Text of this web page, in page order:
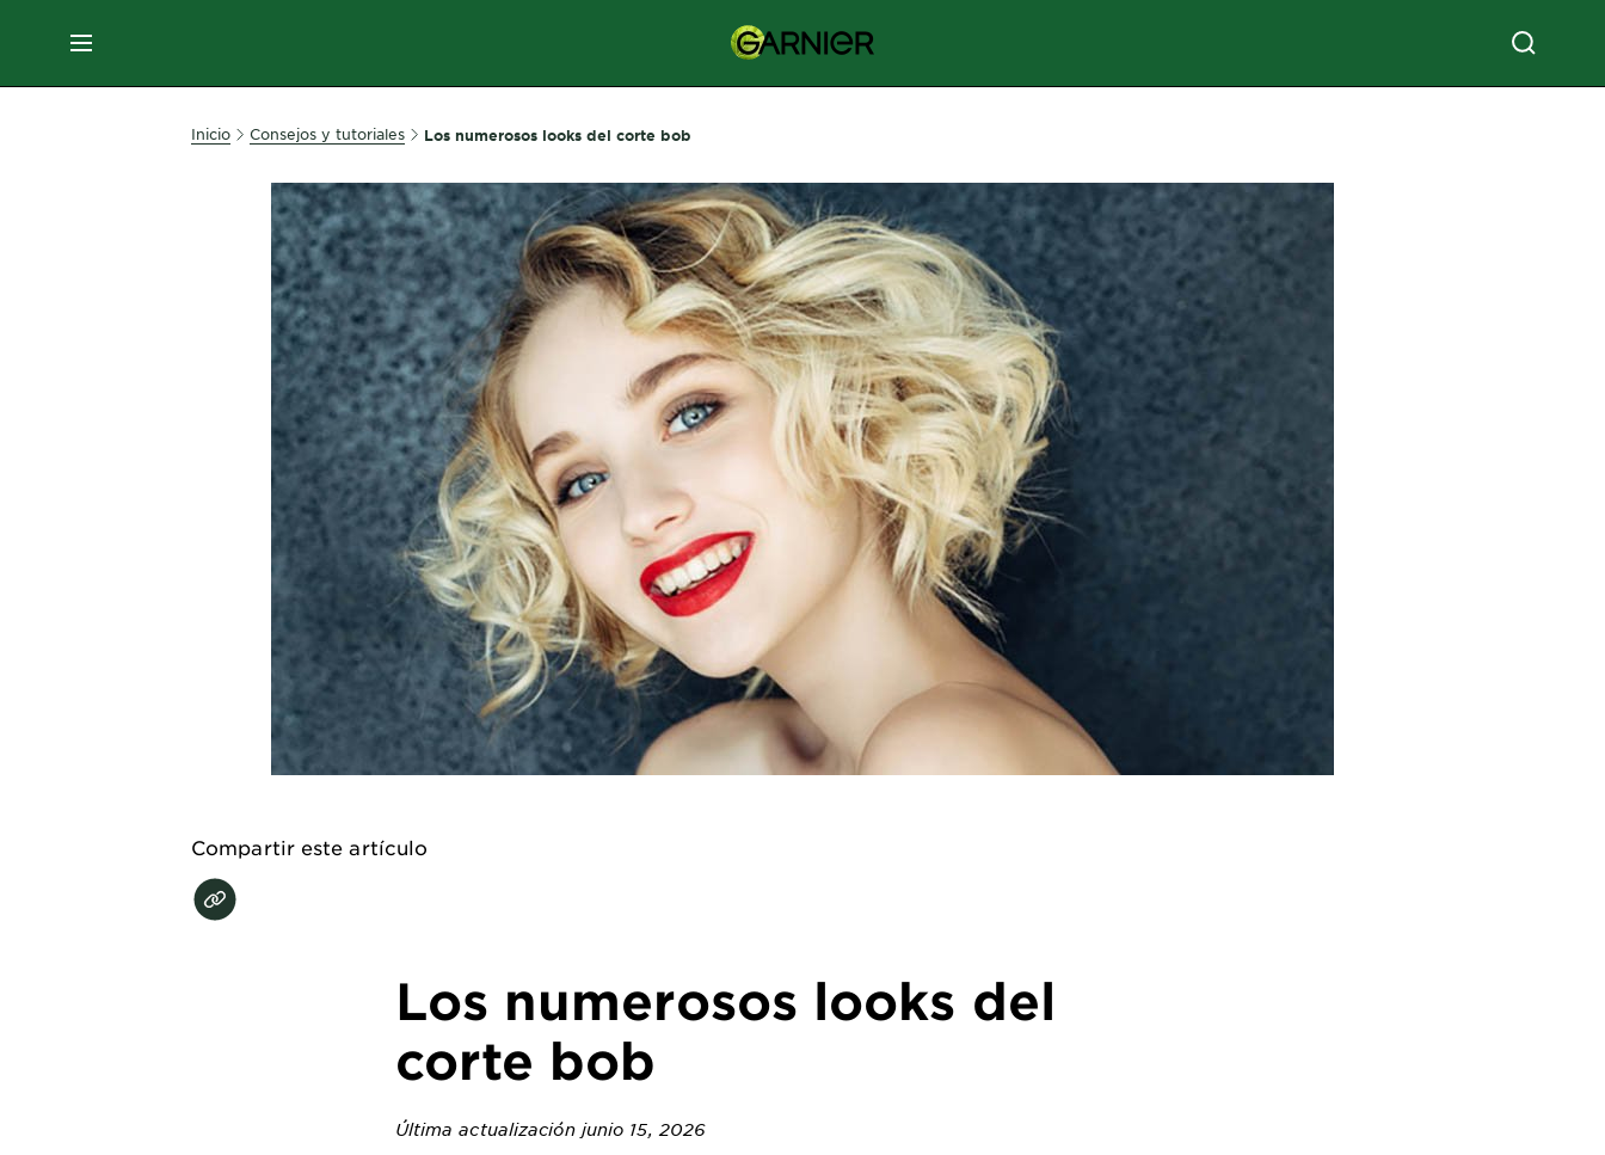
MENÚ
Inicio Consejos y tutoriales Los numerosos looks del corte bob
Compartir este artículo
Los numerosos looks del
corte bob
Última actualización junio 15, 2026